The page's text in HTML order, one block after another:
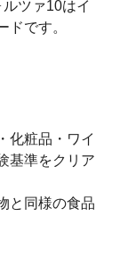
ツァ10はイ
ドです。
化粧品・ワイ
基準をクリア
と同様の食品